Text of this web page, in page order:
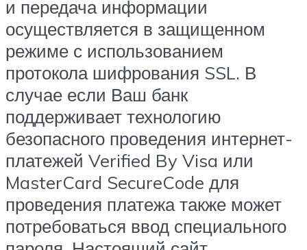
и передача информации
осуществляется в защищенном
режиме с использованием
протокола шифрования SSL. В
случае если Ваш банк
поддерживает технологию
безопасного проведения интернет-
платежей Verified By Visa или
MasterCard SecureCode для
проведения платежа также может
потребоваться ввод специального